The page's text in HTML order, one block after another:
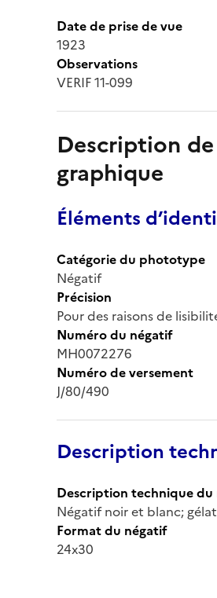
Date de prise de vue
1923
Observations
VERIF 11-099
Description
graphique
Éléments
Catégorie du phototype
Négatif
Précision
Pour des raisons de
Numéro du négatif
MH0072276
Numéro de versement
J/80/490
Description
Description technique
Négatif noir et blanc;
Format du négatif
24x30